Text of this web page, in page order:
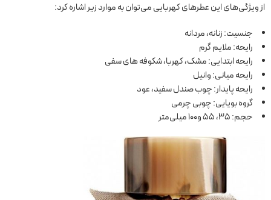
از ویژگی‌های این عطرهای کهربایی می‌توان به موارد زیر اشاره کرد:
جنسیت: زنانه، مردانه
رایحه: ملایم گرم
رایحه ابتدایی: مشک، کهربا، شکوفه های سفی
رایحه میانی: وانیل
رایحه پایدار: چوب صندل سفید، عود
گروه بویایی: چوبی چرمی
حجم: 35، 55 و100 میلی‌متر